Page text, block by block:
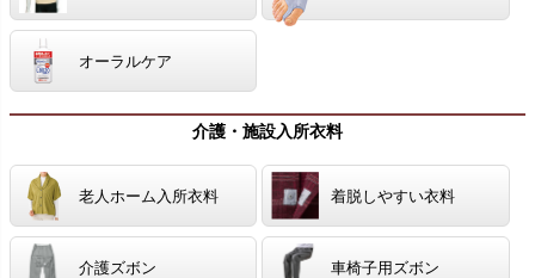
オーラルケア
介護・施設入所衣料
老人ホーム入所衣料 着脱しやすい衣料
介護ズボン 車椅子用ズボン